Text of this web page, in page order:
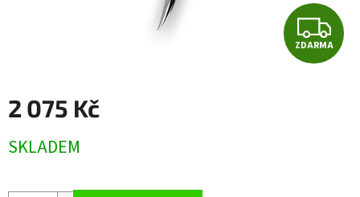
Z
D
ZDARMA
2 075 Kč
cena:
SKLADEM